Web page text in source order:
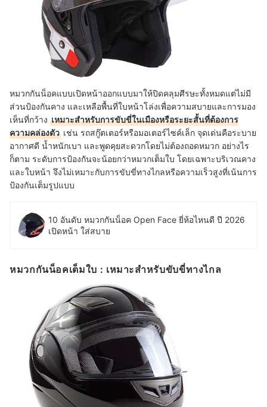
หมวกกันน็อคแบบเปิดหน้าออกแบบมาให้ปิดคลุมศีรษะทั้งหมดแต่ไม่มี
ส่วนป้องกันคาง และเหลือพื้นที่ใบหน้าโล่งเพื่อความสบายและการมอง
เห็นที่กว้าง เหมาะสำหรับการขับขี่ในเมืองหรือระยะสั้นที่ต้องการ
ความคล่องตัว เช่น รถสกู๊ตเตอร์หรือมอเตอร์ไซค์เล็ก จุดเด่นคือระบาย
อากาศดี น้ำหนักเบา และพูดคุยสะดวกโดยไม่ต้องถอดหมวก อย่างไร
ก็ตาม ระดับการป้องกันจะน้อยกว่าหมวกเต็มใบ โดยเฉพาะบริเวณคาง
และใบหน้า จึงไม่เหมาะกับการขับขี่ทางไกลหรือความเร็วสูงที่เน้นการ
ป้องกันเต็มรูปแบบ
10 อันดับ หมวกกันน็อค Open Face ยี่ห้อไหนดี ปี 2026
เปิดหน้า ใส่สบาย
หมวกกันน็อคเต็มใบ : เหมาะสำหรับขับขี่ทางไกล